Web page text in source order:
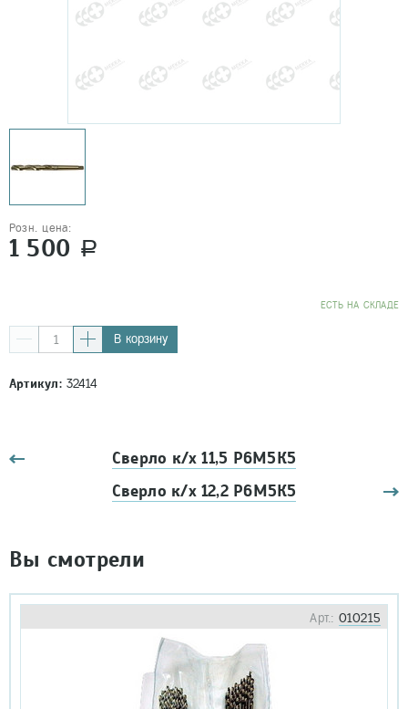
Розн. цена:
1 500 a
EСТЬ НА СКЛАДЕ
В корзину
Артикул:32414
Сверло к/х 11,5 Р6М5К5
Сверло к/х 12,2 Р6М5К5
Вы смотрели
Арт.: 010215